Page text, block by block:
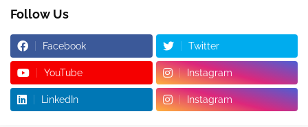
Follow Us
Facebook Twitter
YouTube Instagram
LinkedIn Instagram